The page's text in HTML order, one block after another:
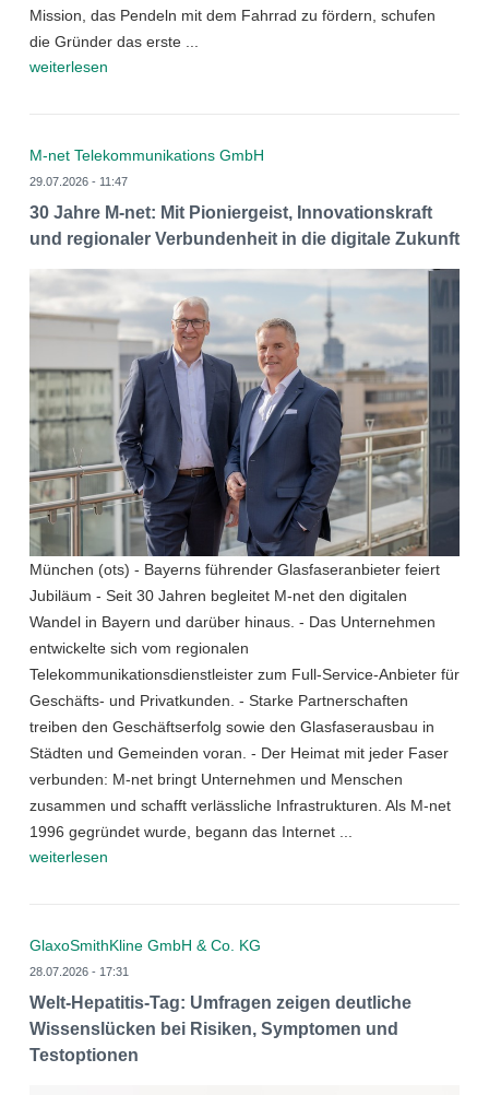
Mission, das Pendeln mit dem Fahrrad zu fördern, schufen
die Gründer das erste ...
weiterlesen
M-net Telekommunikations GmbH
29.07.2026 - 11:47
30 Jahre M-net: Mit Pioniergeist, Innovationskraft
und regionaler Verbundenheit in die digitale Zukunft
München (ots) - Bayerns führender Glasfaseranbieter feiert
Jubiläum - Seit 30 Jahren begleitet M-net den digitalen
Wandel in Bayern und darüber hinaus. - Das Unternehmen
entwickelte sich vom regionalen
Telekommunikationsdienstleister zum Full-Service-Anbieter für
Geschäfts- und Privatkunden. - Starke Partnerschaften
treiben den Geschäftserfolg sowie den Glasfaserausbau in
Städten und Gemeinden voran. - Der Heimat mit jeder Faser
verbunden: M-net bringt Unternehmen und Menschen
zusammen und schafft verlässliche Infrastrukturen. Als M-net
1996 gegründet wurde, begann das Internet ...
weiterlesen
GlaxoSmithKline GmbH & Co. KG
28.07.2026 - 17:31
Welt-Hepatitis-Tag: Umfragen zeigen deutliche
Wissenslücken bei Risiken, Symptomen und
Testoptionen